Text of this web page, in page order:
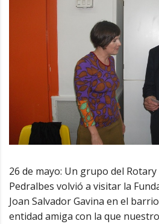
26 de mayo: Un grupo del
Pedralbes volvió a visitar la
Joan Salvador Gavina en el
entidad amiga con la que